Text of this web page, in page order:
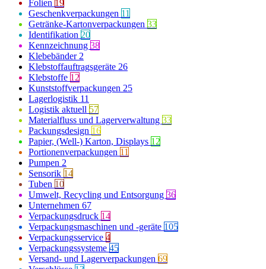
Folien 19
Geschenkverpackungen 11
Getränke-Kartonverpackungen 33
Identifikation 20
Kennzeichnung 38
Klebebänder 2
Klebstoffauftragsgeräte 26
Klebstoffe 12
Kunststoffverpackungen 25
Lagerlogistik 11
Logistik aktuell 57
Materialfluss und Lagerverwaltung 33
Packungsdesign 16
Papier, (Well-) Karton, Displays 12
Portionenverpackungen 11
Pumpen 2
Sensorik 14
Tuben 10
Umwelt, Recycling und Entsorgung 36
Unternehmen 67
Verpackungsdruck 14
Verpackungsmaschinen und -geräte 105
Verpackungsservice 4
Verpackungssysteme 45
Versand- und Lagerverpackungen 69